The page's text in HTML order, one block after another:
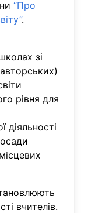
“Про
.
зі
рівня для
діяльності
вчителів.